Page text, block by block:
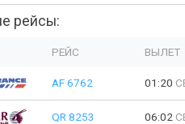
рейсы:
РЕЙС ВЫЛЕТ
AF 6762 01:20
QR 8253 06:02